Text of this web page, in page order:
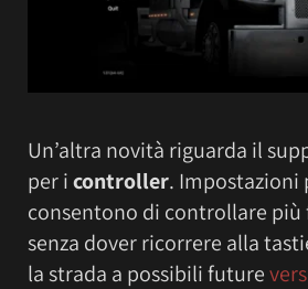
Un’altra novità riguarda il
per icontroller. Impostazioni
consentono di controllare più
senza dover ricorrere alla
la strada a possibili future